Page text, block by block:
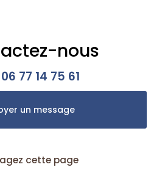
nous
06 77 14 75 61
un message
cette page